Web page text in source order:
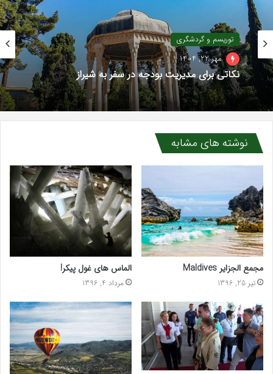
توریسم و گردشگری
مهر 22, 1404
نکاتی برای مدیریت بودجه در سفر به شیراز
نوشته های مشابه
مجمع الجزایر Maldives
تیر 25, 1396
الماس های غول پیکر!
مرداد 4, 1396